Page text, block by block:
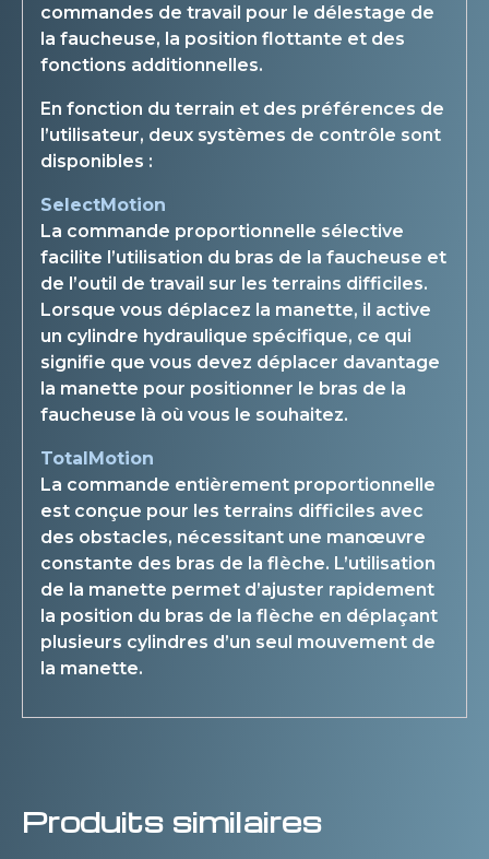
commandes de travail pour le délestage de
la faucheuse, la position flottante et des
fonctions additionnelles.
En fonction du terrain et des préférences de
l’utilisateur, deux systèmes de contrôle sont
disponibles :
SelectMotion
La commande proportionnelle sélective
facilite l’utilisation du bras de la faucheuse et
de l’outil de travail sur les terrains difficiles.
Lorsque vous déplacez la manette, il active
un cylindre hydraulique spécifique, ce qui
signifie que vous devez déplacer davantage
la manette pour positionner le bras de la
faucheuse là où vous le souhaitez.
TotalMotion
La commande entièrement proportionnelle
est conçue pour les terrains difficiles avec
des obstacles, nécessitant une manœuvre
constante des bras de la flèche. L’utilisation
de la manette permet d’ajuster rapidement
la position du bras de la flèche en déplaçant
plusieurs cylindres d’un seul mouvement de
la manette.
Produits similaires